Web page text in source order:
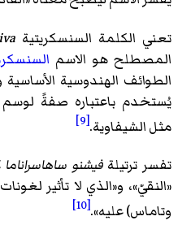
تعني الكلمة السنسكريتية
المصطلح هو الاسم
الطوائف الهندوسية
يُستخدم باعتباره صفةً
مثل الشيفاوية.[9]
تفسر ترتيلةفيشنو ساهاسراناما
«النقيّ»، و«الذي لا تأثير
وتاماس) عليه».[10]